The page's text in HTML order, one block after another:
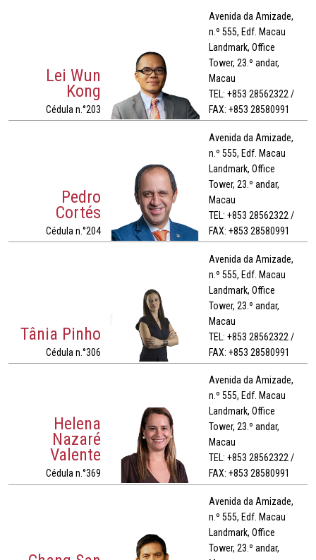
Lei Wun
Kong
Cédula n.°203
Avenida da Amizade,
n.º 555, Edf. Macau
Landmark, Office
Tower, 23.º andar,
Macau
TEL: +853 28562322 /
FAX: +853 28580991
Pedro
Cortés
Cédula n.°204
Avenida da Amizade,
n.º 555, Edf. Macau
Landmark, Office
Tower, 23.º andar,
Macau
TEL: +853 28562322 /
FAX: +853 28580991
Tânia Pinho
Cédula n.°306
Avenida da Amizade,
n.º 555, Edf. Macau
Landmark, Office
Tower, 23.º andar,
Macau
TEL: +853 28562322 /
FAX: +853 28580991
Helena
Nazaré
Valente
Cédula n.°369
Avenida da Amizade,
n.º 555, Edf. Macau
Landmark, Office
Tower, 23.º andar,
Macau
TEL: +853 28562322 /
FAX: +853 28580991
Avenida da Amizade,
n.º 555, Edf. Macau
Landmark, Office
Tower, 23.º andar,